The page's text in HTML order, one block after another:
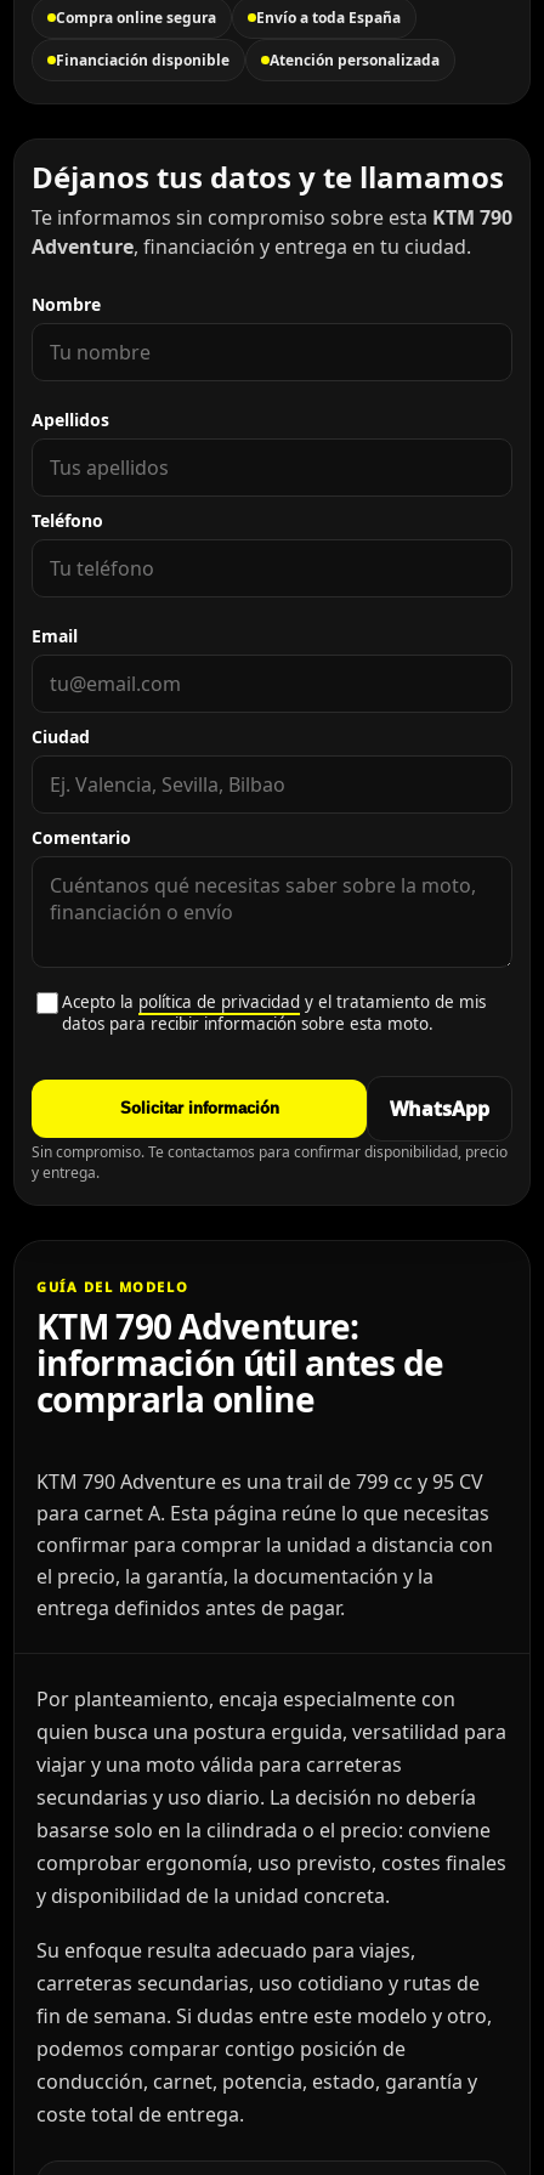
Compra online segura Envío a toda España
Financiación disponible Atención personalizada
Déjanos tus datos y te llamamos
Te informamos sin compromiso sobre esta KTM 790
Adventure, financiación y entrega en tu ciudad.
Nombre
Apellidos
Teléfono
Email
Ciudad
Comentario
Acepto la política de privacidad y el tratamiento de mis
datos para recibir información sobre esta moto.
Solicitar información WhatsApp
Sin compromiso. Te contactamos para confirmar disponibilidad, precio
y entrega.
GUÍA DEL MODELO
KTM 790 Adventure:
información útil antes de
comprarla online
KTM 790 Adventure es una trail de 799 cc y 95 CV
para carnet A. Esta página reúne lo que necesitas
confirmar para comprar la unidad a distancia con
el precio, la garantía, la documentación y la
entrega definidos antes de pagar.
Por planteamiento, encaja especialmente con
quien busca una postura erguida, versatilidad para
viajar y una moto válida para carreteras
secundarias y uso diario. La decisión no debería
basarse solo en la cilindrada o el precio: conviene
comprobar ergonomía, uso previsto, costes finales
y disponibilidad de la unidad concreta.
Su enfoque resulta adecuado para viajes,
carreteras secundarias, uso cotidiano y rutas de
fin de semana. Si dudas entre este modelo y otro,
podemos comparar contigo posición de
conducción, carnet, potencia, estado, garantía y
coste total de entrega.